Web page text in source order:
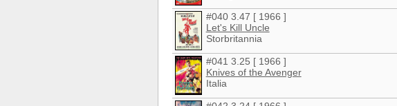
#040 3.47 [ 1966 ]
Let's Kill Uncle
Storbritannia
#041 3.25 [ 1966 ]
Knives of the Avenger
Italia